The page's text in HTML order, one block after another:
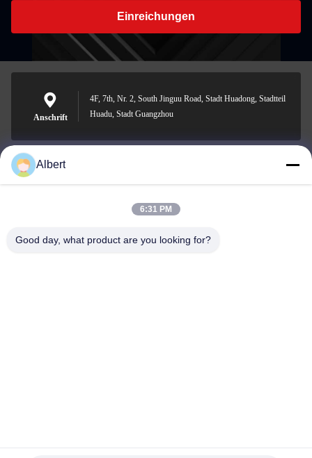
Einreichungen
Anschrift
4F, 7th, Nr. 2, South Jinguu Road, Stadt Huadong, Stadtteil
Huadu, Stadt Guangzhou
james@yimiautoparts.com
Albert
6:31 PM
Good day, what product are you looking for?